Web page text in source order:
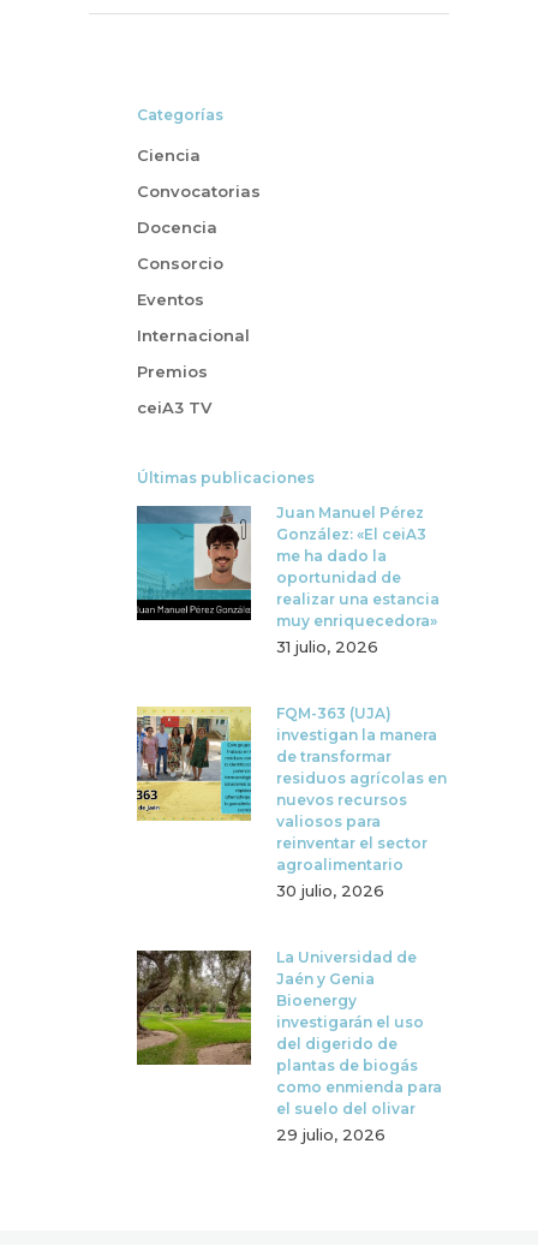
Categorías
Ciencia
Convocatorias
Docencia
Consorcio
Eventos
Internacional
Premios
ceiA3 TV
Últimas publicaciones
Juan Manuel Pérez
González: «El ceiA3
me ha dado la
oportunidad de
realizar una estancia
muy enriquecedora»
31 julio, 2026
FQM-363 (UJA)
investigan la manera
de transformar
residuos agrícolas en
nuevos recursos
valiosos para
reinventar el sector
agroalimentario
30 julio, 2026
La Universidad de
Jaén y Genia
Bioenergy
investigarán el uso
del digerido de
plantas de biogás
como enmienda para
el suelo del olivar
29 julio, 2026